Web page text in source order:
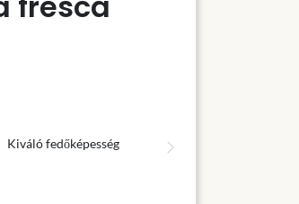
Kiváló fedőképesség